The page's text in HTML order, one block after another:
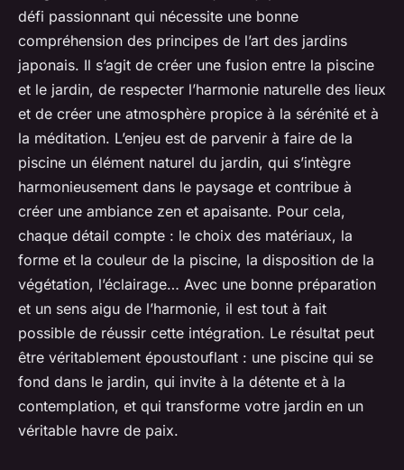
défi passionnant qui nécessite une bonne
compréhension des principes de l’art des jardins
japonais. Il s’agit de créer une fusion entre la piscine
et le jardin, de respecter l’harmonie naturelle des lieux
et de créer une atmosphère propice à la sérénité et à
la méditation. L’enjeu est de parvenir à faire de la
piscine un élément naturel du jardin, qui s’intègre
harmonieusement dans le paysage et contribue à
créer une ambiance zen et apaisante. Pour cela,
chaque détail compte : le choix des matériaux, la
forme et la couleur de la piscine, la disposition de la
végétation, l’éclairage… Avec une bonne préparation
et un sens aigu de l’harmonie, il est tout à fait
possible de réussir cette intégration. Le résultat peut
être véritablement époustouflant : une piscine qui se
fond dans le jardin, qui invite à la détente et à la
contemplation, et qui transforme votre jardin en un
véritable havre de paix.